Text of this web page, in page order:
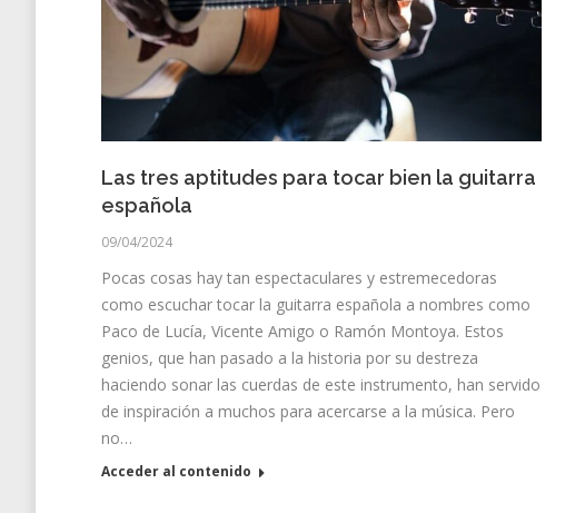
Las tres aptitudes para tocar bien la guitarra
española
09/04/2024
Pocas cosas hay tan espectaculares y estremecedoras
como escuchar tocar la guitarra española a nombres como
Paco de Lucía, Vicente Amigo o Ramón Montoya. Estos
genios, que han pasado a la historia por su destreza
haciendo sonar las cuerdas de este instrumento, han servido
de inspiración a muchos para acercarse a la música. Pero
no…
Acceder al contenido